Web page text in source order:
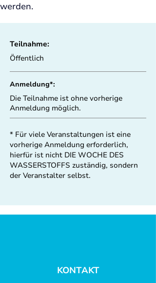
werden.
Teilnahme:
Öffentlich
Anmeldung*:
Die Teilnahme ist ohne vorherige
Anmeldung möglich.
* Für viele Veranstaltungen ist eine
vorherige Anmeldung erforderlich,
hierfür ist nicht DIE WOCHE DES
WASSERSTOFFS zuständig, sondern
der Veranstalter selbst.
KONTAKT